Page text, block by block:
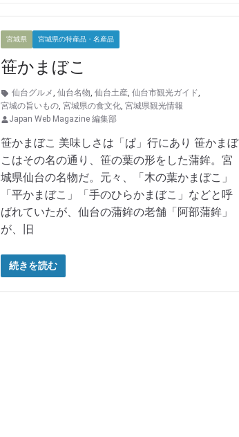
宮城県 宮城県の特産品・名産品
笹かまぼこ
仙台グルメ, 仙台名物, 仙台土産, 仙台市観光ガイド,
宮城の旨いもの, 宮城県の食文化, 宮城県観光情報
Japan Web Magazine 編集部
笹かまぼこ 美味しさは「ぱ」行にあり 笹かまぼ
こはその名の通り、笹の葉の形をした蒲鉾。宮
城県仙台の名物だ。元々、「木の葉かまぼこ」
「平かまぼこ」「手のひらかまぼこ」などと呼
ばれていたが、仙台の蒲鉾の老舗「阿部蒲鉾」
が、旧
続きを読む